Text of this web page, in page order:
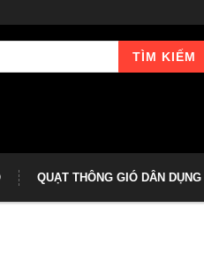
TÌM KIẾM
QUẠT THÔNG GIÓ DÂN DỤNG